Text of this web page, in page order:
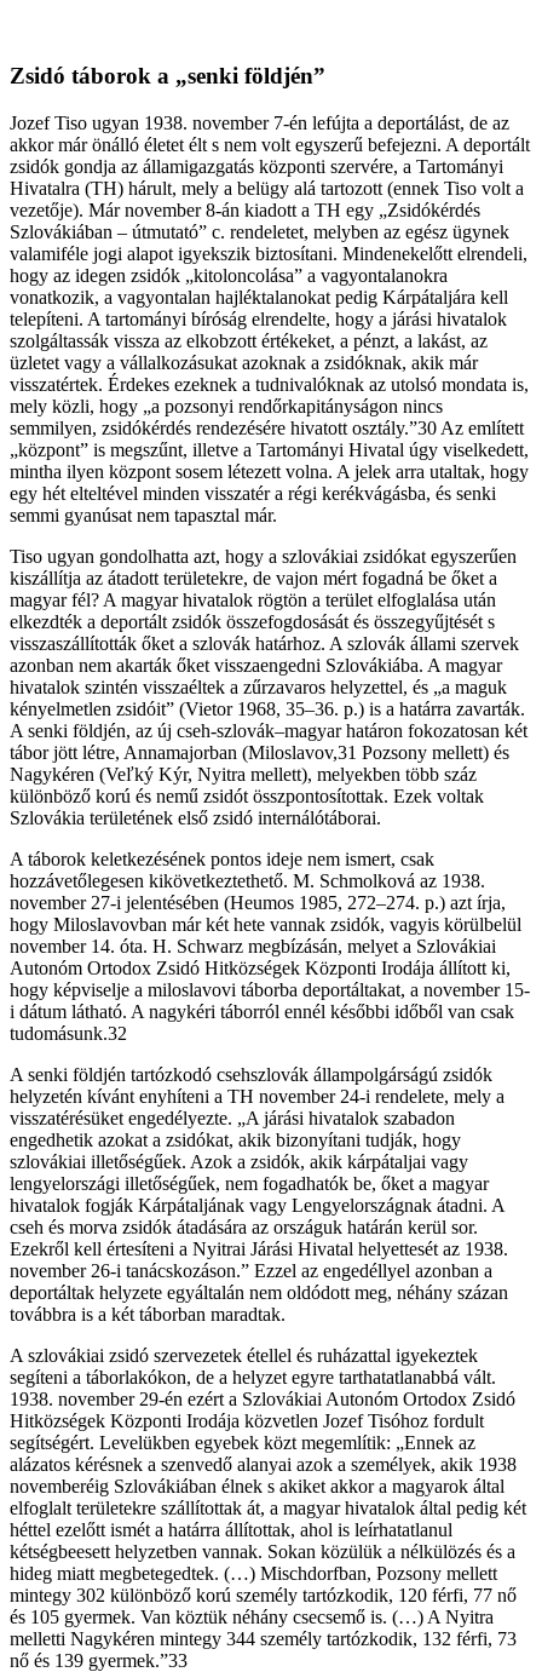
Zsidó táborok a „senki földjén”
Jozef Tiso ugyan 1938. november 7-én lefújta a deportálást, de az
akkor már önálló életet élt s nem volt egyszerű befejezni. A deportált
zsidók gondja az államigazgatás központi szervére, a Tartományi
Hivatalra (TH) hárult, mely a belügy alá tartozott (ennek Tiso volt a
vezetője). Már november 8-án kiadott a TH egy „Zsidókérdés
Szlovákiában – útmutató” c. rendeletet, melyben az egész ügynek
valamiféle jogi alapot igyekszik biztosítani. Mindenekelőtt elrendeli,
hogy az idegen zsidók „kitoloncolása” a vagyontalanokra
vonatkozik, a vagyontalan hajléktalanokat pedig Kárpátaljára kell
telepíteni. A tartományi bíróság elrendelte, hogy a járási hivatalok
szolgáltassák vissza az elkobzott értékeket, a pénzt, a lakást, az
üzletet vagy a vállalkozásukat azoknak a zsidóknak, akik már
visszatértek. Érdekes ezeknek a tudnivalóknak az utolsó mondata is,
mely közli, hogy „a pozsonyi rendőrkapitányságon nincs
semmilyen, zsidókérdés rendezésére hivatott osztály.”30 Az említett
„központ” is megszűnt, illetve a Tartományi Hivatal úgy viselkedett,
mintha ilyen központ sosem létezett volna. A jelek arra utaltak, hogy
egy hét elteltével minden visszatér a régi kerékvágásba, és senki
semmi gyanúsat nem tapasztal már.
Tiso ugyan gondolhatta azt, hogy a szlovákiai zsidókat egyszerűen
kiszállítja az át­adott területekre, de vajon mért fogadná be őket a
magyar fél? A magyar hivatalok rögtön a terület elfoglalása után
elkezdték a deportált zsidók összefogdosását és összegyűjtését s
visszaszállították őket a szlovák határhoz. A szlovák állami szervek
azonban nem akarták őket visszaengedni Szlovákiába. A magyar
hivatalok szintén visszaéltek a zűrzavaros helyzettel, és „a maguk
kényelmetlen zsidóit” (Vietor 1968, 35–36. p.) is a határra zavarták.
A senki földjén, az új cseh-szlovák–magyar határon fokozatosan két
tábor jött létre, Annamajorban (Miloslavov,31 Pozsony mellett) és
Nagykéren (Veľký Kýr, Nyitra mellett), melyekben több száz
különböző korú és nemű zsidót összpontosítottak. Ezek voltak
Szlovákia területének első zsidó internálótáborai.
A táborok keletkezésének pontos ideje nem ismert, csak
hozzávetőlegesen kikövetkeztethető. M. Schmolková az 1938.
november 27-i jelentésében (Heumos 1985, 272–274. p.) azt írja,
hogy Miloslavovban már két hete vannak zsidók, vagyis körülbelül
november 14. óta. H. Schwarz megbízásán, melyet a Szlovákiai
Autonóm Ortodox Zsidó Hitközségek Központi Irodája állított ki,
hogy képviselje a miloslavovi táborba deportáltakat, a november 15-
i dátum látható. A nagykéri táborról ennél későbbi időből van csak
tudomásunk.32
A senki földjén tartózkodó csehszlovák állampolgárságú zsidók
helyzetén kívánt enyhíteni a TH november 24-i rendelete, mely a
visszatérésüket engedélyezte. „A járási hivatalok szabadon
engedhetik azokat a zsidókat, akik bizonyítani tudják, hogy
szlovákiai illetőségűek. Azok a zsidók, akik kárpátaljai vagy
lengyelországi illetőségűek, nem fogadhatók be, őket a magyar
hivatalok fogják Kárpátaljának vagy Lengyelországnak átadni. A
cseh és morva zsidók átadására az országuk határán kerül sor.
Ezekről kell értesíteni a Nyitrai Járási Hivatal helyettesét az 1938.
november 26-i tanácskozáson.” Ezzel az engedéllyel azonban a
deportáltak helyzete egyáltalán nem oldódott meg, néhány százan
továbbra is a két táborban maradtak.
A szlovákiai zsidó szervezetek étellel és ruházattal igyekeztek
segíteni a táborlakókon, de a helyzet egyre tarthatatlanabbá vált.
1938. november 29-én ezért a Szlovákiai Autonóm Ortodox Zsidó
Hitközségek Központi Irodája közvetlen Jozef Tisóhoz fordult
segítségért. Levelükben egyebek közt megemlítik: „Ennek az
alázatos kérésnek a szenvedő alanyai azok a személyek, akik 1938
novemberéig Szlovákiában élnek s akiket akkor a magyarok által
elfoglalt területekre szállítottak át, a magyar hivatalok által pedig két
héttel ezelőtt ismét a határra állítottak, ahol is leírhatatlanul
kétségbeesett helyzetben vannak. Sokan közülük a nélkülözés és a
hideg miatt megbetegedtek. (…) Mischdorfban, Pozsony mellett
mintegy 302 különböző korú személy tartózkodik, 120 férfi, 77 nő
és 105 gyermek. Van köztük néhány csecsemő is. (…) A Nyitra
melletti Nagykéren mintegy 344 személy tartózkodik, 132 férfi, 73
nő és 139 gyermek.”33